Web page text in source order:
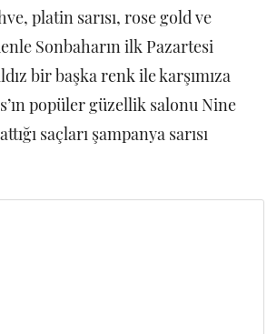
platin sarısı, rose gold ve
Sonbaharın ilk Pazartesi
bir başka renk ile karşımıza
popüler güzellik salonu Nine
saçları şampanya sarısı